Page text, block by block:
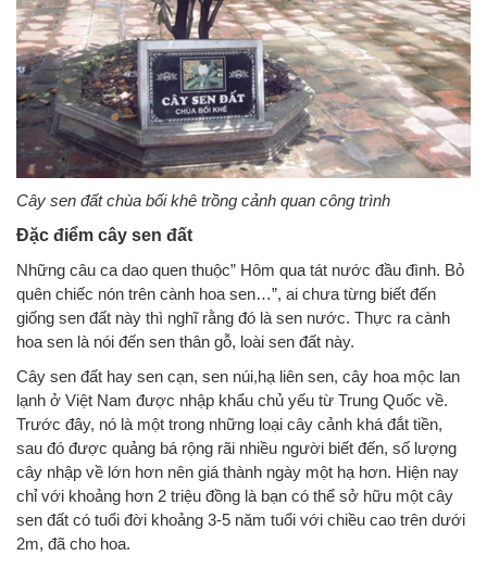
Cây sen đất chùa bối khê trồng cảnh quan công trình
Đặc điểm cây sen đất
Những câu ca dao quen thuộc” Hôm qua tát nước đầu đình. Bỏ
quên chiếc nón trên cành hoa sen…”, ai chưa từng biết đến
giống sen đất này thì nghĩ rằng đó là sen nước. Thực ra cành
hoa sen là nói đến sen thân gỗ, loài sen đất này.
Cây sen đất hay sen cạn, sen núi,hạ liên sen, cây hoa mộc lan
lạnh ở Việt Nam được nhập khẩu chủ yếu từ Trung Quốc về.
Trước đây, nó là một trong những loại cây cảnh khá đắt tiền,
sau đó được quảng bá rộng rãi nhiều người biết đến, số lượng
cây nhập về lớn hơn nên giá thành ngày một hạ hơn. Hiện nay
chỉ với khoảng hơn 2 triệu đồng là bạn có thể sở hữu một cây
sen đất có tuổi đời khoảng 3-5 năm tuổi với chiều cao trên dưới
2m, đã cho hoa.